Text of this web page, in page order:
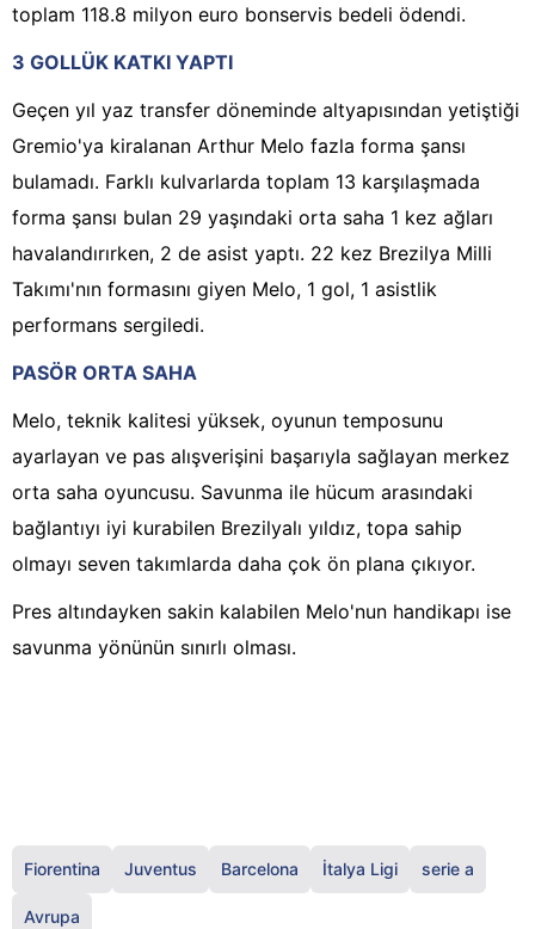
toplam 118.8 milyon euro bonservis bedeli ödendi.
3 GOLLÜK KATKI YAPTI
Geçen yıl yaz transfer döneminde altyapısından yetiştiği
Gremio'ya kiralanan Arthur Melo fazla forma şansı
bulamadı. Farklı kulvarlarda toplam 13 karşılaşmada
forma şansı bulan 29 yaşındaki orta saha 1 kez ağları
havalandırırken, 2 de asist yaptı. 22 kez Brezilya Milli
Takımı'nın formasını giyen Melo, 1 gol, 1 asistlik
performans sergiledi.
PASÖR ORTA SAHA
Melo, teknik kalitesi yüksek, oyunun temposunu
ayarlayan ve pas alışverişini başarıyla sağlayan merkez
orta saha oyuncusu. Savunma ile hücum arasındaki
bağlantıyı iyi kurabilen Brezilyalı yıldız, topa sahip
olmayı seven takımlarda daha çok ön plana çıkıyor.
Pres altındayken sakin kalabilen Melo'nun handikapı ise
savunma yönünün sınırlı olması.
Fiorentina Juventus Barcelona İtalya Ligi serie a
Avrupa